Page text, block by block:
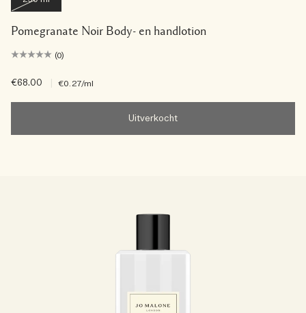
Pomegranate Noir Body- en handlotion
(0)
€68.00 €0.27/ml
Uitverkocht